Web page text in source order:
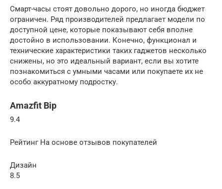
Смарт-часы стоят довольно дорого, но иногда бюджет
ограничен. Ряд производителей предлагает модели по
доступной цене, которые показывают себя вполне
достойно в использовании. Конечно, функционал и
технические характеристики таких гаджетов несколько
снижены, но это идеальный вариант, если вы хотите
познакомиться с умными часами или покупаете их не
особо аккуратному подростку.
Amazfit Bip
9.4
Рейтинг На основе отзывов покупателей
Дизайн
8.5